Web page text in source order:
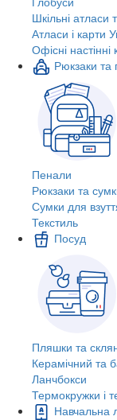
Шкільні атласи
Атласи і карти
Офісні
Рюкзаки та
Пенали
Рюкзаки та
Сумки для
Текстиль
Посуд
Пляшки та
Керамічний та
Ланчбокси
Термокружки і
Навчальна